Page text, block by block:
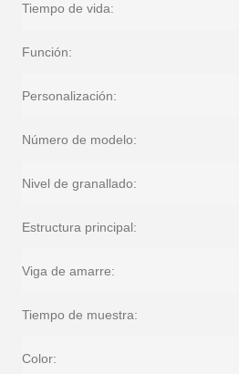
Tiempo de vida:
Función:
Personalización:
Número de modelo:
Nivel de granallado:
Estructura principal:
Viga de amarre:
Tiempo de muestra:
Color: